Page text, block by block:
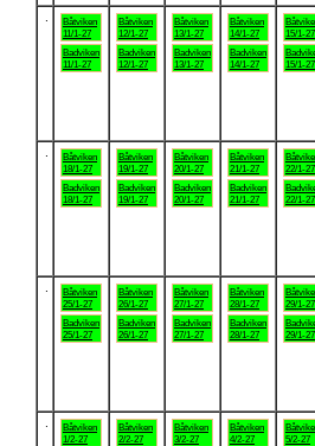
Båtviken
11/1-27
Badviken
11/1-27
Båtviken
12/1-27
Badviken
12/1-27
Båtviken
13/1-27
Badviken
13/1-27
Båtviken
14/1-27
Badviken
14/1-27
15/1-27
15/1-27
Båtviken
18/1-27
Badviken
18/1-27
Båtviken
19/1-27
Badviken
19/1-27
Båtviken
20/1-27
Badviken
20/1-27
Båtviken
21/1-27
Badviken
21/1-27
22/1-27
22/1-27
Båtviken
25/1-27
Badviken
25/1-27
Båtviken
26/1-27
Badviken
26/1-27
Båtviken
27/1-27
Badviken
27/1-27
Båtviken
28/1-27
Badviken
28/1-27
29/1-27
29/1-27
Båtviken
1/2-27
Båtviken
2/2-27
Båtviken
3/2-27
Båtviken
4/2-27
5/2-27